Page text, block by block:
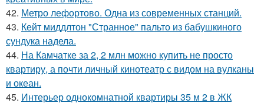
42. Метро лефортово. Одна из современных станций.
43. Кейт миддлтон "Странное" пальто из бабушкиного
сундука надела.
44. На Камчатке за 2, 2 млн можно купить не просто
квартиру, а почти личный кинотеатр с видом на вулканы
и океан.
45. Интерьер однокомнатной квартиры 35 м 2 в ЖК